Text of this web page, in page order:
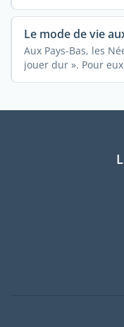
Le mode de vie
Aux Pays-Bas, les
jouer dur ». Pour